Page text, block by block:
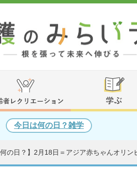
今日は何の日？雑学
何の日？】2月18日＝アジア赤ちゃんオリ